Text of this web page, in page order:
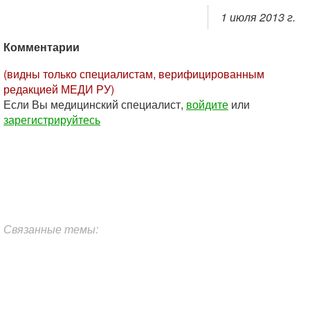
1 июля 2013 г.
Комментарии
(видны только специалистам, верифицированным
редакцией МЕДИ РУ)
Если Вы медицинский специалист, войдите или
зарегистрируйтесь
Связанные темы: